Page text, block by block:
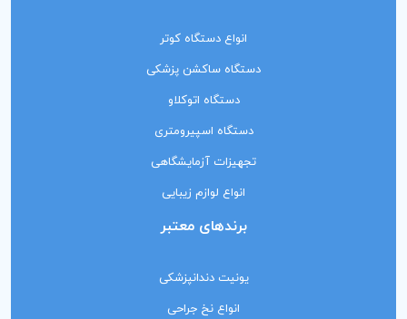
انواع دستگاه کوتر
دستگاه ساکشن پزشکی
دستگاه اتوکلاو
دستگاه اسپیرومتری
تجهیزات آزمایشگاهی
انواع لوازم زیبایی
برندهای معتبر
یونیت دندانپزشکی
انواع نخ جراحی